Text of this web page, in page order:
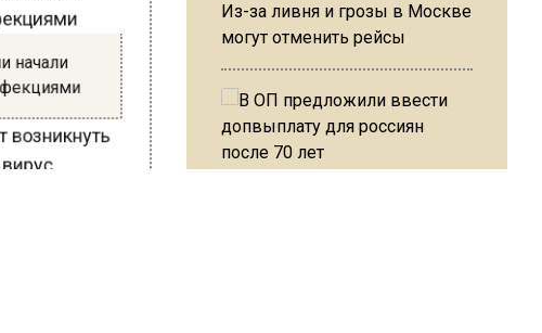
начали
Из-за ливня и грозы в Москве
могут отменить рейсы